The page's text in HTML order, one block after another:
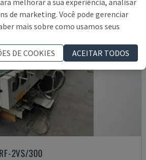
2VS/300
melhorar a sua experiência, analisar
de marketing. Você pode gerenciar
mais sobre como usamos seus
DE COOKIES
ACEITAR TODOS